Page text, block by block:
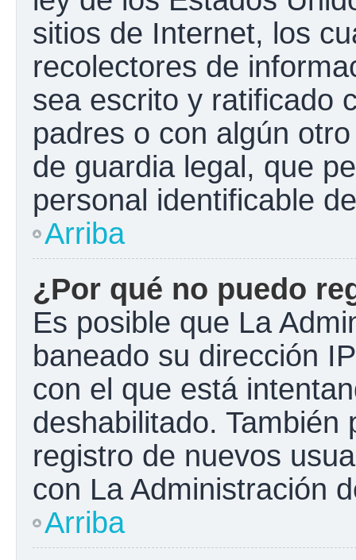
sitios de Internet, los
recolectores de
sea escrito y ratificado
padres o con algún
de guardia legal, que
personal identificable
Arriba
¿Por qué no puedo
Es posible que La
baneado su dirección
con el que está
deshabilitado.
registro de nuevos
con La Administración
Arriba